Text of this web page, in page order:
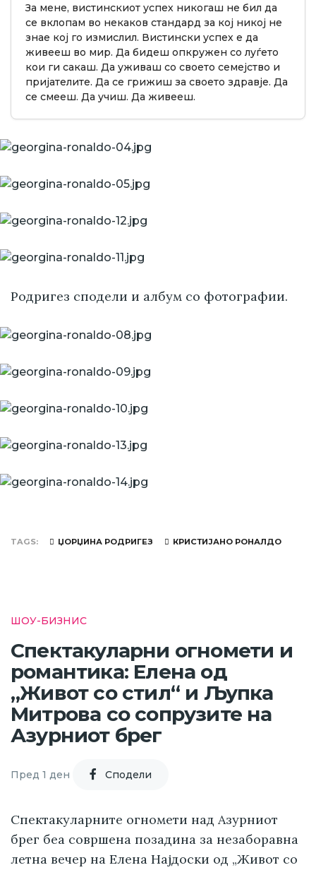
За мене, вистинскиот успех никогаш не бил да
се вклопам во некаков стандард за кој никој не
знае кој го измислил. Вистински успех е да
живееш во мир. Да бидеш опкружен со луѓето
кои ги сакаш. Да уживаш со своето семејство и
пријателите. Да се грижиш за своето здравје. Да
се смееш. Да учиш. Да живееш.
Родригез сподели и албум со фотографии.
TAGS ЏОРЏИНА РОДРИГЕЗ КРИСТИЈАНО РОНАЛДО
ШОУ-БИЗНИС
Спектакуларни огномети и
романтика: Елена од
„Живот со стил“ и Љупка
Митрова со сопрузите на
Азурниот брег
Пред 1 ден Cподели
Спектакуларните огномети над Азурниот
брег беа совршена позадина за незаборавна
летна вечер на Елена Најдоски од „Живот со